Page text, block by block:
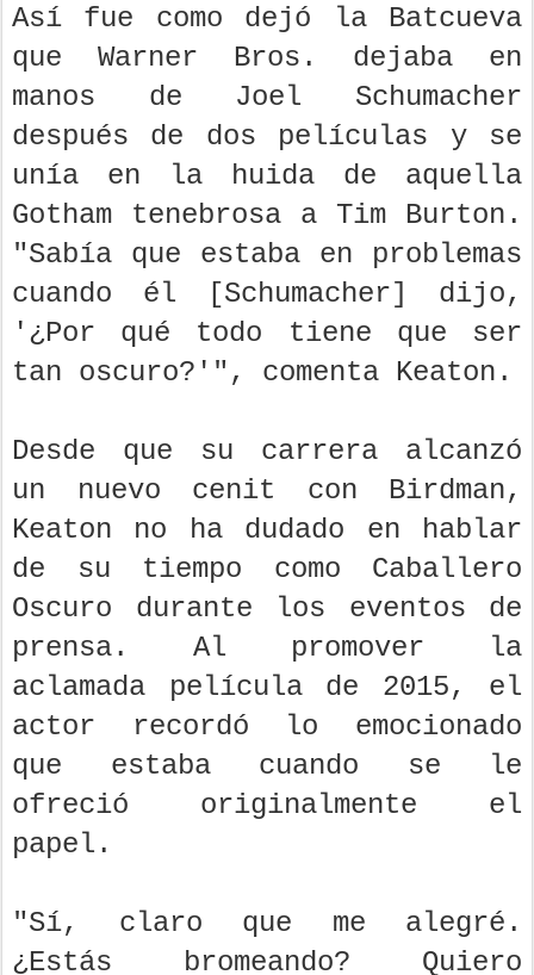
Así fue como dejó la Batcueva
que Warner Bros. dejaba en
manos de Joel Schumacher
después de dos películas y se
unía en la huida de aquella
Gotham tenebrosa a Tim Burton.
"Sabía que estaba en problemas
cuando él [Schumacher] dijo,
'¿Por qué todo tiene que ser
tan oscuro?'", comenta Keaton.
Desde que su carrera alcanzó
un nuevo cenit con Birdman,
Keaton no ha dudado en hablar
de su tiempo como Caballero
Oscuro durante los eventos de
prensa. Al promover la
aclamada película de 2015, el
actor recordó lo emocionado
que estaba cuando se le
ofreció originalmente el
papel.
"Sí, claro que me alegré.
¿Estás bromeando? Quiero